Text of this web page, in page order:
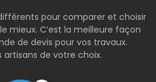
pour comparer et choisir
mieux. C’est la meilleure façon
de devis pour vos travaux.
artisans de votre choix.